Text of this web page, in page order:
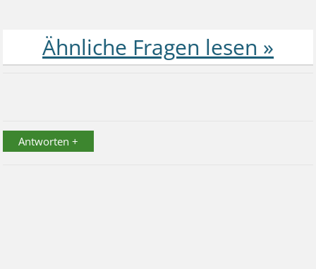
Antworten +